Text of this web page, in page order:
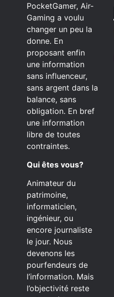
PocketGamer, Air-
Gaming a voulu
changer un peu la
donne. En
proposant enfin
une information
sans influenceur,
sans argent dans la
balance, sans
obligation. En bref
une information
libre de toutes
contraintes.
Qui êtes vous?
Animateur du
patrimoine,
informaticien,
ingénieur, ou
encore journaliste
le jour. Nous
devenons les
pourfendeurs de
l’information. Mais
l’objectivité reste